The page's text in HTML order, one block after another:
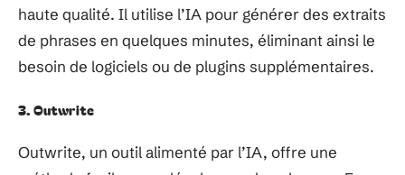
haute qualité. Il utilise l’IA pour générer des extraits
de phrases en quelques minutes, éliminant ainsi le
besoin de logiciels ou de plugins supplémentaires.
3. Outwrite
Outwrite, un outil alimenté par l’IA, offre une